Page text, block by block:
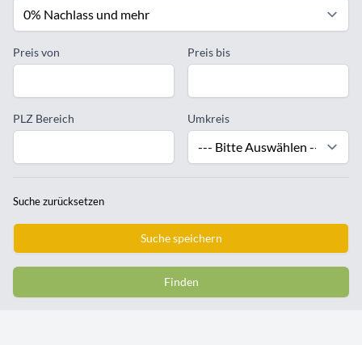
Preis von Preis bis
PLZ Bereich Umkreis
Suche zurücksetzen
Suche speichern
Finden